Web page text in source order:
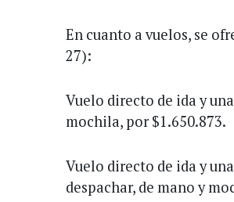
En cuanto a vuelos, se
27):
Vuelo directo de ida y
mochila, por $1.650.873.
Vuelo directo de ida y
despachar, de mano y